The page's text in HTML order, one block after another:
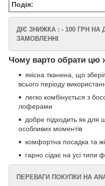
Подія:
ДІЄ ЗНИЖКА : - 100 ГРН НА
ЗАМОВЛЕННІ
Чому варто обрати цю
якісна тканина, що
всього періоду
легко комбінується з
лоферами
добре підходить як для
особливих моментів
комфортна посадка та
гарно сідає на усі типи
ПЕРЕВАГИ ПОКУПКИ НА